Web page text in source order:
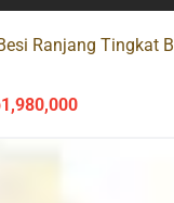
Ranjang Tingkat
1,980,000Current